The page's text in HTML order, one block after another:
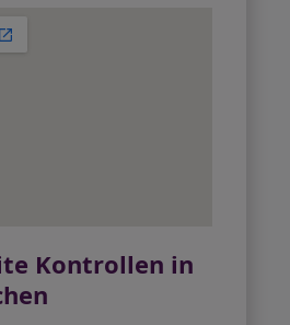
Kontrollen in